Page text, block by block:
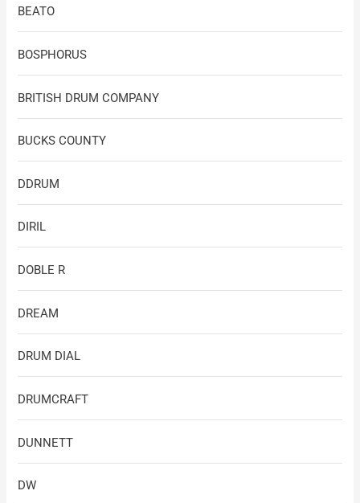
BEATO
BOSPHORUS
BRITISH DRUM COMPANY
BUCKS COUNTY
DDRUM
DIRIL
DOBLE R
DREAM
DRUM DIAL
DRUMCRAFT
DUNNETT
DW